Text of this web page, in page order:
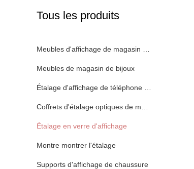
Tous les produits
Meubles d'affichage de magasin d'habillement
Meubles de magasin de bijoux
Étalage d'affichage de téléphone portable
Coffrets d'étalage optiques de magasin
Étalage en verre d'affichage
Montre montrer l'étalage
Supports d'affichage de chaussure